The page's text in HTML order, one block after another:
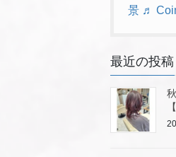
景 ♬
最近の投稿